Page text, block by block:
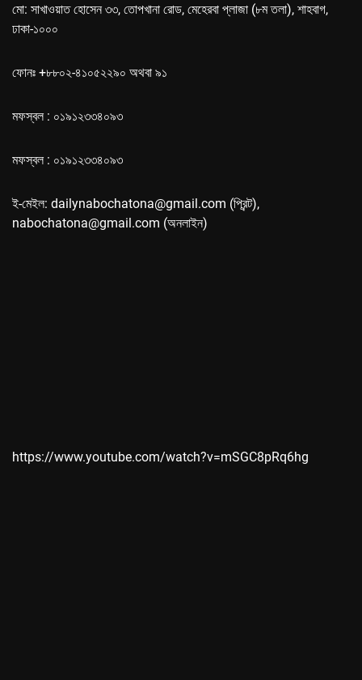
মো: সাখাওয়াত হোসেন ৩৩, তোপখানা রোড, মেহেরবা প্লাজা (৮ম তলা), শাহবাগ,
ঢাকা-১০০০
ফোনঃ +৮৮০২-৪১০৫২২৯০ অথবা ৯১
মফস্বল : ০১৯১২৩৩৪০৯৩
মফস্বল : ০১৯১২৩৩৪০৯৩
ই-মেইল: dailynabochatona@gmail.com (প্রিন্ট),
nabochatona@gmail.com (অনলাইন)
https://www.youtube.com/watch?v=mSGC8pRq6hg